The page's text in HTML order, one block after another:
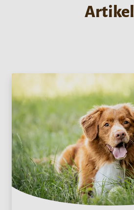
Artikel